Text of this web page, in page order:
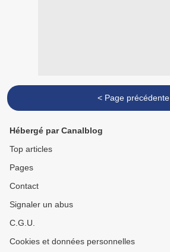
< Page précédente
Hébergé par Canalblog
Top articles
Pages
Contact
Signaler un abus
C.G.U.
Cookies et données personnelles